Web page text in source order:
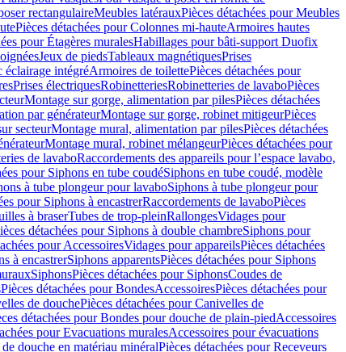
rectangulaireMeubles latérauxPièces détachées pour Meubles
Pièces détachées pour Colonnes mi-hauteArmoires hautes
pour Étagères muralesHabillages pour bâti-support Duofix
Jeux de piedsTableaux magnétiquesPrises
éclairage intégréArmoires de toilettePièces détachées pour
Prises électriquesRobinetteriesRobinetteries de lavaboPièces
Montage sur gorge, alimentation par pilesPièces détachées
par générateurMontage sur gorge, robinet mitigeurPièces
secteurMontage mural, alimentation par pilesPièces détachées
Montage mural, robinet mélangeurPièces détachées pour
de lavaboRaccordements des appareils pour l’espace lavabo,
pour Siphons en tube coudéSiphons en tube coudé, modèle
à tube plongeur pour lavaboSiphons à tube plongeur pour
pour Siphons à encastrerRaccordements de lavaboPièces
à braserTubes de trop-pleinRallongesVidages pour
détachées pour Siphons à double chambreSiphons pour
pour AccessoiresVidages pour appareilsPièces détachées
à encastrerSiphons apparentsPièces détachées pour Siphons
SiphonsPièces détachées pour SiphonsCoudes de
Pièces détachées pour BondesAccessoiresPièces détachées pour
de douchePièces détachées pour Canivelles de
détachées pour Bondes pour douche de plain-piedAccessoires
pour Evacuations muralesAccessoires pour évacuations
douche en matériau minéralPièces détachées pour Receveurs